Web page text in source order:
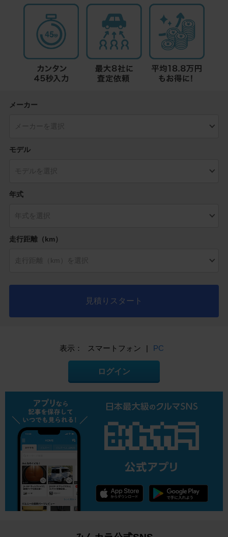
メーカー
モデル
年式
走行距離（km）
見積りスタート
表示： スマートフォン | PC
ログイン